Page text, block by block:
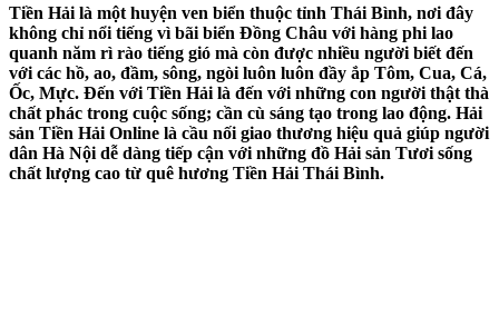
Tiền Hải là một huyện ven biển thuộc tỉnh Thái Bình, nơi đây
không chỉ nổi tiếng vì bãi biển Đồng Châu với hàng phi lao
quanh năm rì rào tiếng gió mà còn được nhiều người biết đến
với các hồ, ao, đầm, sông, ngòi luôn luôn đầy ắp Tôm, Cua, Cá,
Ốc, Mực. Đến với Tiền Hải là đến với những con người thật thà
chất phác trong cuộc sống; cần cù sáng tạo trong lao động. Hải
sản Tiền Hải Online là cầu nối giao thương hiệu quả giúp người
dân Hà Nội dễ dàng tiếp cận với những đồ Hải sản Tươi sống
chất lượng cao từ quê hương Tiền Hải Thái Bình.